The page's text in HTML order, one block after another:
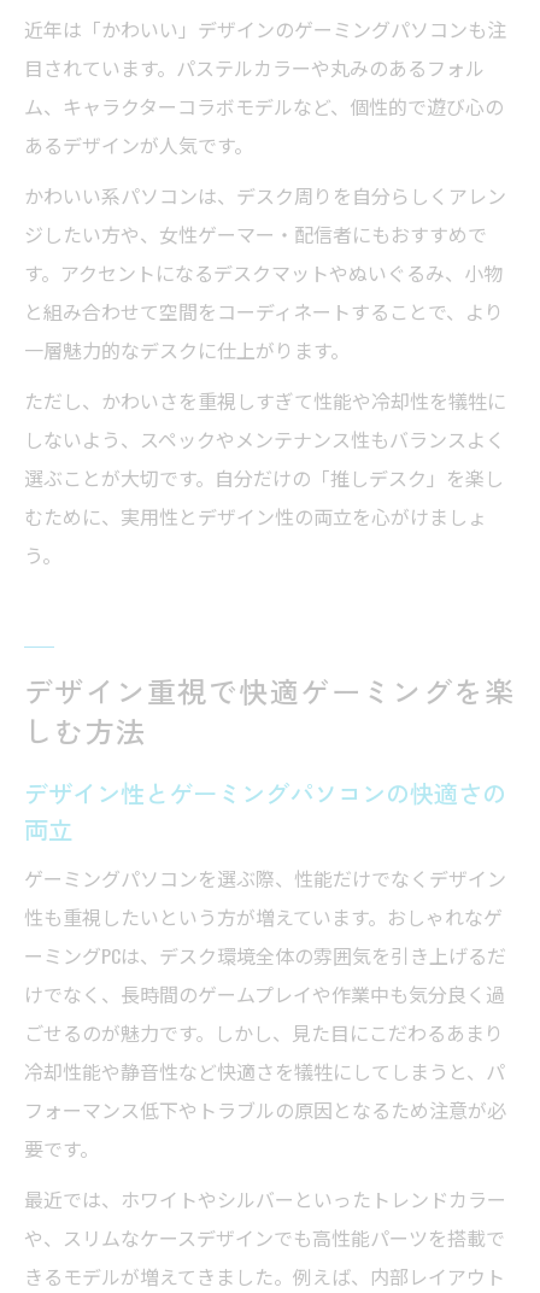
近年は「かわいい」デザインのゲーミングパソコンも注
目されています。パステルカラーや丸みのあるフォル
ム、キャラクターコラボモデルなど、個性的で遊び心の
あるデザインが人気です。
かわいい系パソコンは、デスク周りを自分らしくアレン
ジしたい方や、女性ゲーマー・配信者にもおすすめで
す。アクセントになるデスクマットやぬいぐるみ、小物
と組み合わせて空間をコーディネートすることで、より
一層魅力的なデスクに仕上がります。
ただし、かわいさを重視しすぎて性能や冷却性を犠牲に
しないよう、スペックやメンテナンス性もバランスよく
選ぶことが大切です。自分だけの「推しデスク」を楽し
むために、実用性とデザイン性の両立を心がけましょ
う。
デザイン重視で快適ゲーミングを楽
しむ方法
デザイン性とゲーミングパソコンの快適さの
両立
ゲーミングパソコンを選ぶ際、性能だけでなくデザイン
性も重視したいという方が増えています。おしゃれなゲ
ーミングPCは、デスク環境全体の雰囲気を引き上げるだ
けでなく、長時間のゲームプレイや作業中も気分良く過
ごせるのが魅力です。しかし、見た目にこだわるあまり
冷却性能や静音性など快適さを犠牲にしてしまうと、パ
フォーマンス低下やトラブルの原因となるため注意が必
要です。
最近では、ホワイトやシルバーといったトレンドカラー
や、スリムなケースデザインでも高性能パーツを搭載で
きるモデルが増えてきました。例えば、内部レイアウト